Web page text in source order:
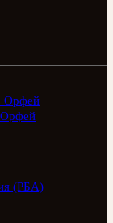
Орфей
(РБА)